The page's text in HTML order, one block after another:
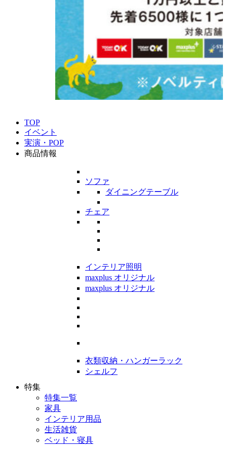
TOP
イベント
実演・POP
商品情報
ソファ
ダイニングテーブル
チェア
インテリア照明
maxplus オリジナル
maxplus オリジナル
衣類収納・ハンガーラック
シェルフ
特集
特集一覧
家具
インテリア用品
生活雑貨
ベッド・寝具